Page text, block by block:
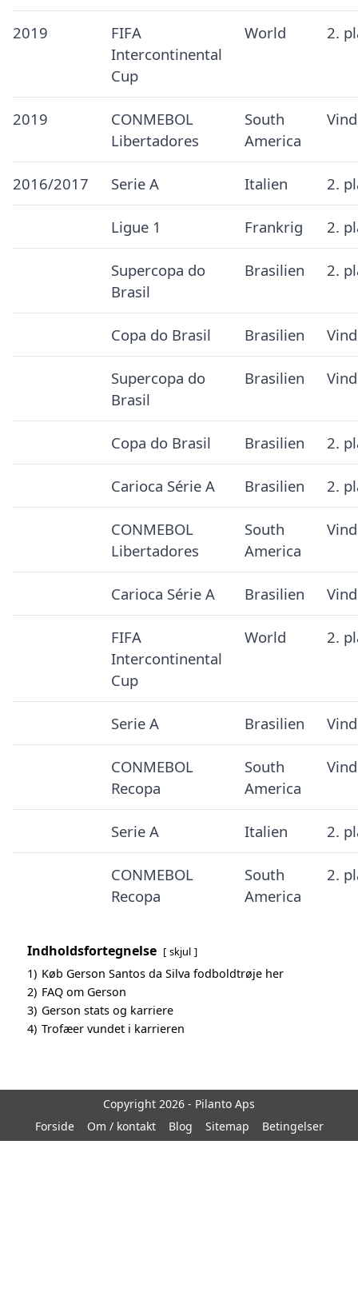
2019
FIFA
Intercontinental
Cup
World 2.
2019
CONMEBOL
Libertadores
South
America
2016/2017 Serie A Italien 2.
Ligue 1 Frankrig 2.
Supercopa do
Brasil
Brasilien 2.
Copa do Brasil Brasilien
Supercopa do
Brasil
Brasilien
Copa do Brasil Brasilien 2.
Carioca Série A Brasilien 2.
CONMEBOL
Libertadores
South
America
Carioca Série A Brasilien
FIFA
Intercontinental
Cup
World 2.
Serie A Brasilien
CONMEBOL
Recopa
South
America
Serie A Italien 2.
CONMEBOL
Recopa
South
America
2.
Indholdsfortegnelse skjul
1) Køb Gerson Santos da Silva fodboldtrøje her
2) FAQ om Gerson
3) Gerson stats og karriere
4) Trofæer vundet i karrieren
Copyright 2026 - Pilanto Aps
Forside
Om / kontakt Blog Sitemap Betingelser